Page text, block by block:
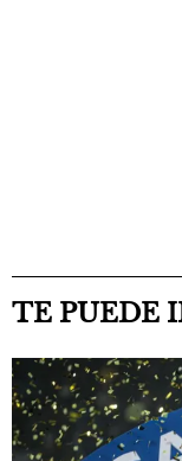
TE PUEDE